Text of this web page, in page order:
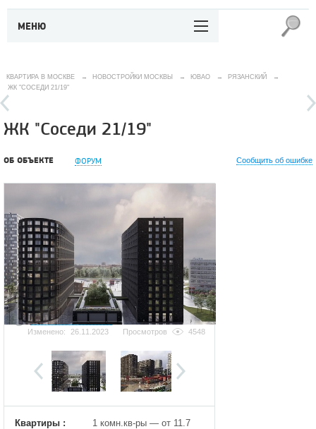
МЕНЮ
КВАРТИРА В МОСКВЕ → НОВОСТРОЙКИ МОСКВЫ → ЮВАО → РЯЗАНСКИЙ
→
ЖК "СОСЕДИ 21/19"
ЖК "Соседи 21/19"
ОБ ОБЪЕКТЕ ФОРУМ Сообщить об ошибке
Добавить фотографию
Изменено:
26.11.2023 Просмотров 4548
Квартиры :
1 комн.кв-ры — от 11.7